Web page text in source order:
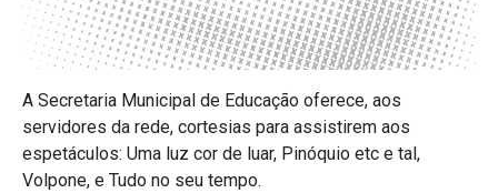
A Secretaria Municipal de Educação oferece, aos
servidores da rede, cortesias para assistirem aos
espetáculos: Uma luz cor de luar, Pinóquio etc e tal,
Volpone, e Tudo no seu tempo.